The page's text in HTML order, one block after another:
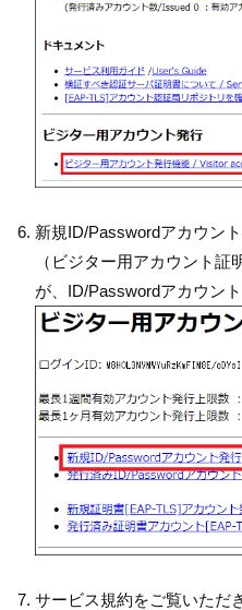
新規ID/Passwordアカウン
（ビジター用アカウント
が、ID/Passwordアカウン
サービス規約をご覧いただ